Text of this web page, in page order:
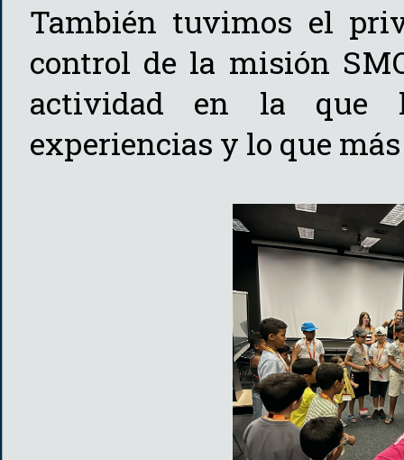
También tuvimos el
control de la misión
actividad en la que
experiencias y lo que